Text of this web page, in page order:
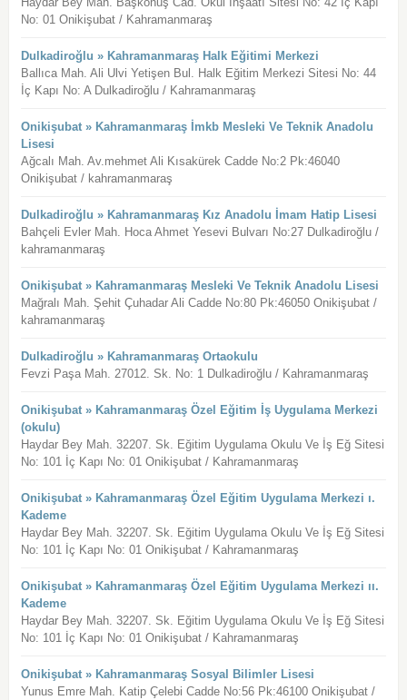
No: 01 Onikişubat / Kahramanmaraş
Dulkadiroğlu » Kahramanmaraş Halk Eğitimi Merkezi
Ballıca Mah. Ali Ulvi Yetişen Bul. Halk Eğitim Merkezi Sitesi No: 44
İç Kapı No: A Dulkadiroğlu / Kahramanmaraş
Onikişubat » Kahramanmaraş İmkb Mesleki Ve Teknik Anadolu
Lisesi
Ağcalı Mah. Av.mehmet Ali Kısakürek Cadde No:2 Pk:46040
Onikişubat / kahramanmaraş
Dulkadiroğlu » Kahramanmaraş Kız Anadolu İmam Hatip Lisesi
Bahçeli Evler Mah. Hoca Ahmet Yesevi Bulvarı No:27 Dulkadiroğlu /
kahramanmaraş
Onikişubat » Kahramanmaraş Mesleki Ve Teknik Anadolu Lisesi
Mağralı Mah. Şehit Çuhadar Ali Cadde No:80 Pk:46050 Onikişubat /
kahramanmaraş
Dulkadiroğlu » Kahramanmaraş Ortaokulu
Fevzi Paşa Mah. 27012. Sk. No: 1 Dulkadiroğlu / Kahramanmaraş
Onikişubat » Kahramanmaraş Özel Eğitim İş Uygulama Merkezi
(okulu)
Haydar Bey Mah. 32207. Sk. Eğitim Uygulama Okulu Ve İş Eğ Sitesi
No: 101 İç Kapı No: 01 Onikişubat / Kahramanmaraş
Onikişubat » Kahramanmaraş Özel Eğitim Uygulama Merkezi ı.
Kademe
Haydar Bey Mah. 32207. Sk. Eğitim Uygulama Okulu Ve İş Eğ Sitesi
No: 101 İç Kapı No: 01 Onikişubat / Kahramanmaraş
Onikişubat » Kahramanmaraş Özel Eğitim Uygulama Merkezi ıı.
Kademe
Haydar Bey Mah. 32207. Sk. Eğitim Uygulama Okulu Ve İş Eğ Sitesi
No: 101 İç Kapı No: 01 Onikişubat / Kahramanmaraş
Onikişubat » Kahramanmaraş Sosyal Bilimler Lisesi
Yunus Emre Mah. Katip Çelebi Cadde No:56 Pk:46100 Onikişubat /